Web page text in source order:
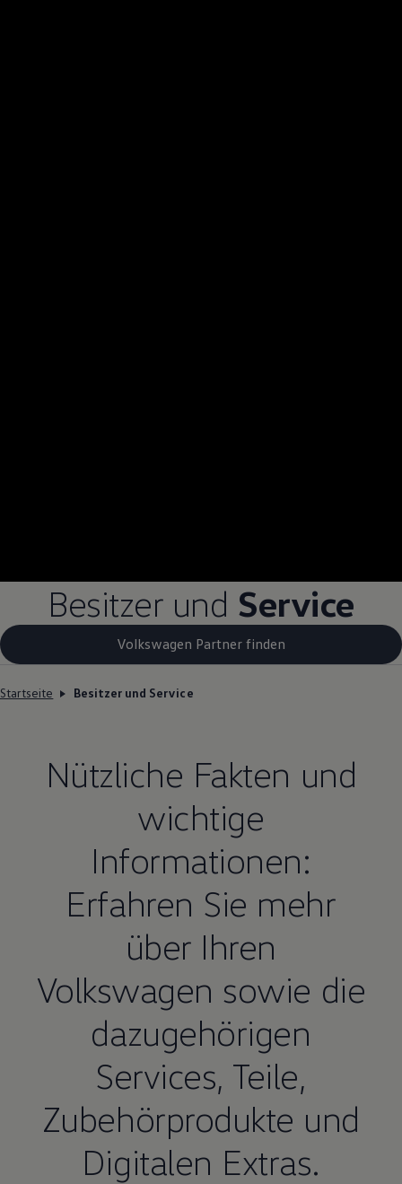
Besitzer und Service
Volkswagen Partner finden
Startseite Besitzer und Service
Nützliche Fakten und
wichtige
Informationen:
Erfahren Sie mehr
über Ihren
Volkswagen sowie die
dazugehörigen
Services, Teile,
Zubehörprodukte und
Digitalen Extras.